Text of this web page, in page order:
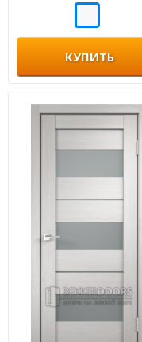
КУПИТЬ